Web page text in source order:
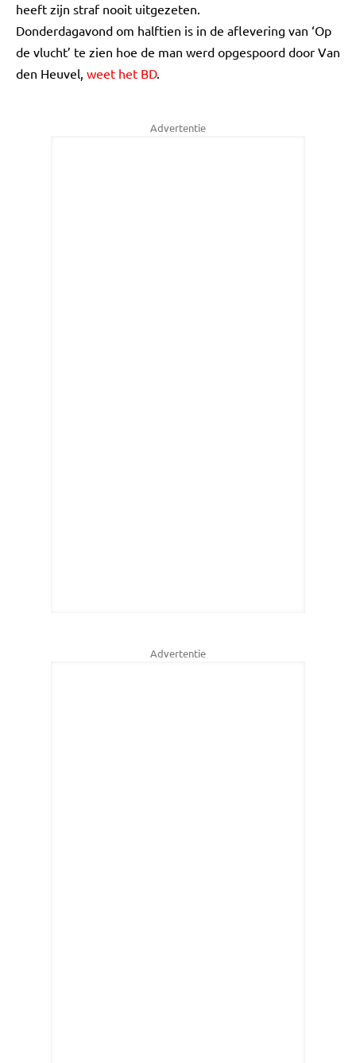
heeft zijn straf nooit uitgezeten.
Donderdagavond om halftien is in de aflevering van ‘Op
de vlucht’ te zien hoe de man werd opgespoord door Van
den Heuvel, weet het BD.
Advertentie
Advertentie